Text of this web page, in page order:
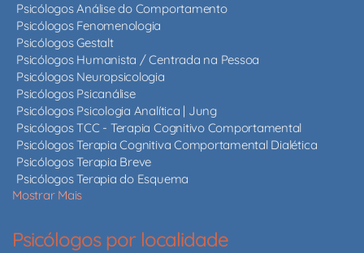
Psicólogos Análise do Comportamento
Psicólogos Fenomenologia
Psicólogos Gestalt
Psicólogos Humanista / Centrada na Pessoa
Psicólogos Neuropsicologia
Psicólogos Psicanálise
Psicólogos Psicologia Analítica | Jung
Psicólogos TCC - Terapia Cognitivo Comportamental
Psicólogos Terapia Cognitiva Comportamental Dialética
Psicólogos Terapia Breve
Psicólogos Terapia do Esquema
Mostrar Mais
Psicólogos por localidade